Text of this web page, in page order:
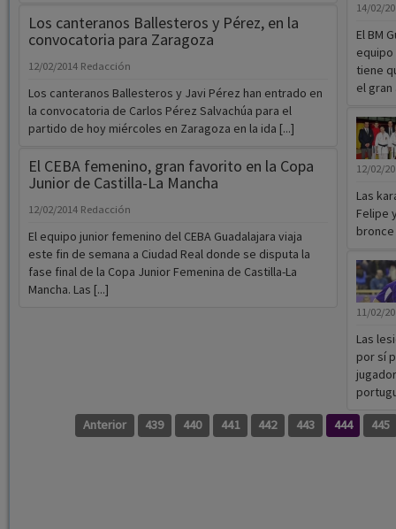
Los canteranos Ballesteros y Pérez, en la
convocatoria para Zaragoza
12/02/2014 Redacción
Los canteranos Ballesteros y Javi Pérez han entrado en
la convocatoria de Carlos Pérez Salvachúa para el
partido de hoy miércoles en Zaragoza en la ida [...]
El CEBA femenino, gran favorito en la Copa
Junior de Castilla-La Mancha
12/02/2014 Redacción
El equipo junior femenino del CEBA Guadalajara viaja
este fin de semana a Ciudad Real donde se disputa la
fase final de la Copa Junior Femenina de Castilla-La
Mancha. Las [...]
14/02/
El BM
tiene
el gran
12/02/
Las
Felipe
bronce
11/02/
Las
por sí
Anterior 439 440 441 442 443 444 445